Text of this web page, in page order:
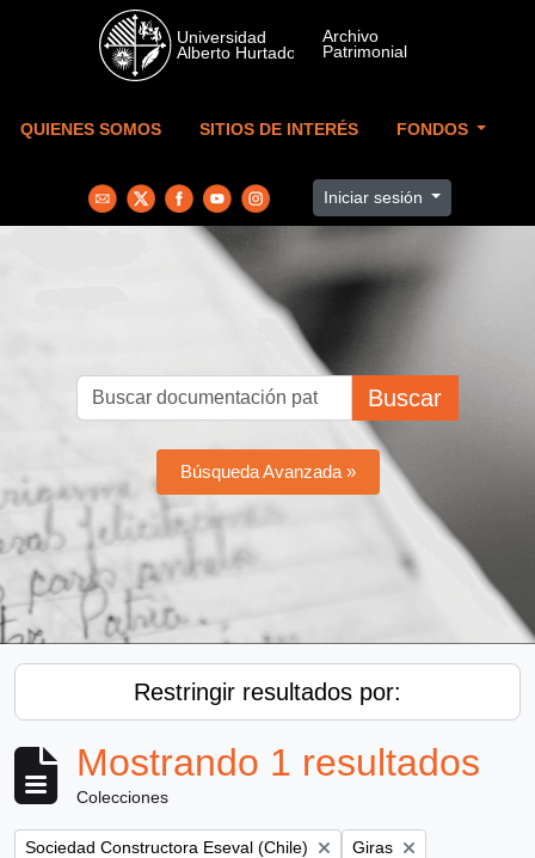
Skip to main content
QUIENES SOMOS SITIOS DE INTERÉS FONDOS
Iniciar sesión
Buscar
Búsqueda Avanzada »
Restringir resultados por:
Mostrando 1 resultados
Colecciones
Remove filter:
Sociedad Constructora Eseval (Chile) Remove filter:
Giras